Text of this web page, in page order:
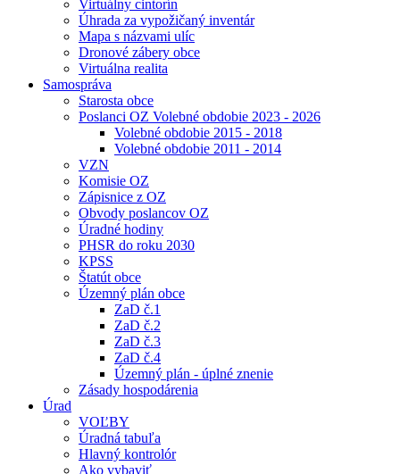
Virtuálny cintorín
Úhrada za vypožičaný inventár
Mapa s názvami ulíc
Dronové zábery obce
Virtuálna realita
Samospráva
Starosta obce
Poslanci OZ Volebné obdobie 2023 - 2026
Volebné obdobie 2015 - 2018
Volebné obdobie 2011 - 2014
VZN
Komisie OZ
Zápisnice z OZ
Obvody poslancov OZ
Úradné hodiny
PHSR do roku 2030
KPSS
Štatút obce
Územný plán obce
ZaD č.1
ZaD č.2
ZaD č.3
ZaD č.4
Územný plán - úplné znenie
Zásady hospodárenia
Úrad
VOĽBY
Úradná tabuľa
Hlavný kontrolór
Ako vybaviť